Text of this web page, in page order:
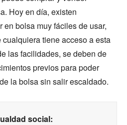
Hoy en día, existen
bolsa muy fáciles de usar,
tiene acceso a esta
las facilidades, se deben de
previos para poder
la bolsa sin salir escaldado.
social: